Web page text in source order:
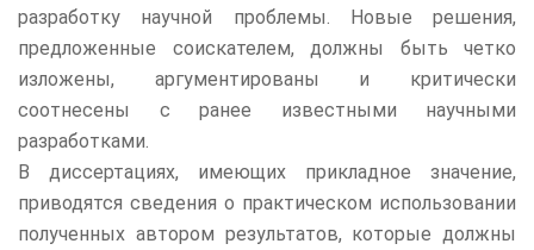
разработку научной проблемы. Новые решения,
предложенные соискателем, должны быть четко
изложены, аргументированы и критически
соотнесены с ранее известными научными
разработками.
В диссертациях, имеющих прикладное значение,
приводятся сведения о практическом использовании
полученных автором результатов, которые должны